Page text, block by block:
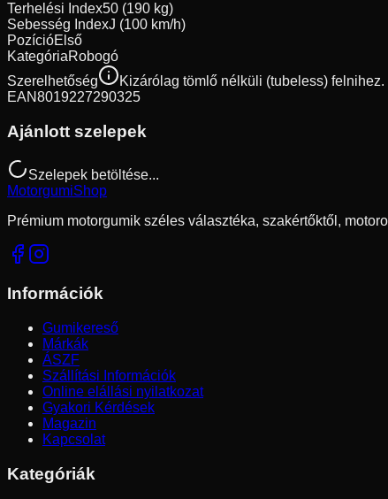
Terhelési Index50 (190 kg)
Sebesség IndexJ (100 km/h)
PozícióElső
KategóriaRobogó
Szerelhetőség
Kizárólag tömlő nélküli (tubeless)
EAN8019227290325
Ajánlott szelepek
Szelepek betöltése...
MotorgumiShop
Prémium motorgumik széles választéka, szakértőktől,
Információk
Gumikereső
Márkák
ÁSZF
Szállítási Információk
Online elállási nyilatkozat
Gyakori Kérdések
Magazin
Kapcsolat
Kategóriák